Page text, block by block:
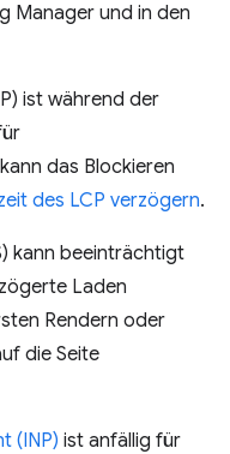
Manager und in den
ist während der
das Blockieren
des LCP verzögern.
kann beeinträchtigt
Laden
Rendern oder
die Seite
(INP) ist anfällig für